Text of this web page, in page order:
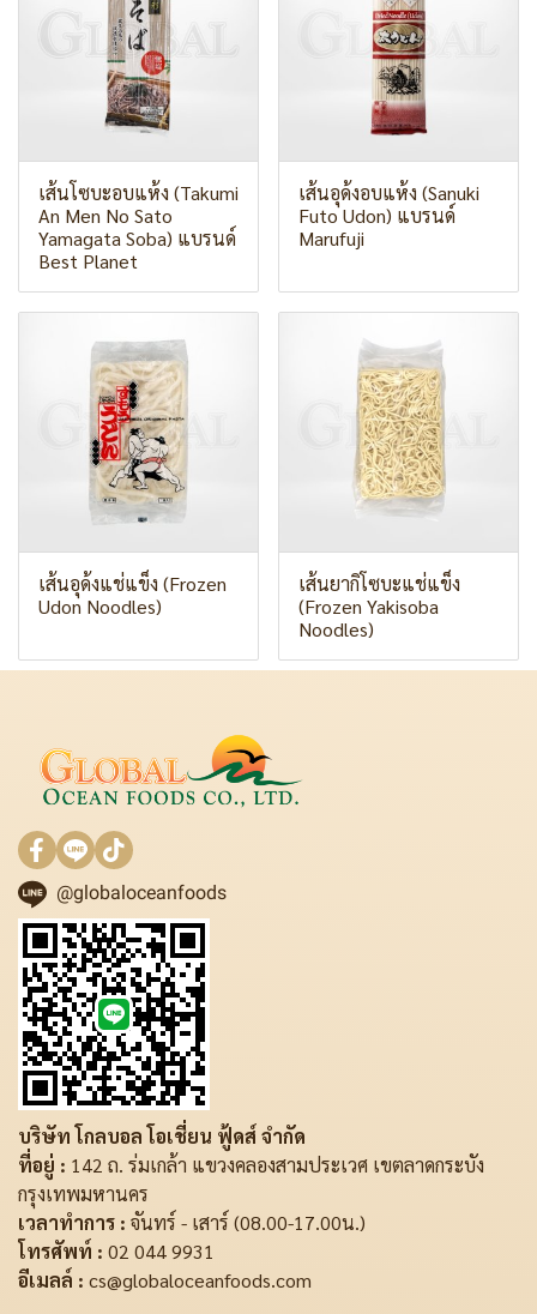
เส้นโซบะอบแห้ง (Takumi
An Men No Sato
Yamagata Soba) แบรนด์
Best Planet
เส้นอุด้งอบแห้ง (Sanuki
Futo Udon) แบรนด์
Marufuji
เส้นอุด้งแช่แข็ง (Frozen
Udon Noodles)
เส้นยากิโซบะแช่แข็ง
(Frozen Yakisoba
Noodles)
@globaloceanfoods
บริษัท โกลบอล โอเชี่ยน ฟู้ดส์ จำกัด
ที่อยู่ : 142 ถ. ร่มเกล้า แขวงคลองสามประเวศ เขตลาดกระบัง
กรุงเทพมหานคร
เวลาทำการ : จันทร์ - เสาร์ (08.00-17.00น.)
โทรศัพท์ : 02 044 9931
อีเมลล์ : cs@globaloceanfoods.com